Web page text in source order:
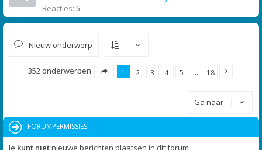
Reacties: 5
Nieuw onderwerp
352 onderwerpen 1 2 3 4 5 … 18
Ga naar
FORUMPERMISSIES
Je kunt nietnieuwe berichten plaatsen in dit forum